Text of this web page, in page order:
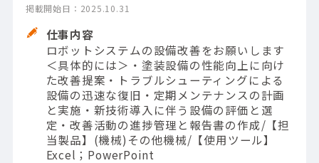
掲載開始日：2025.10.31
仕事内容
ロボットシステムの設備改善をお願いします
＜具体的には＞・塗装設備の性能向上に向け
た改善提案・トラブルシューティングによる
設備の迅速な復旧・定期メンテナンスの計画
と実施・新技術導入に伴う設備の評価と選
定・改善活動の進捗管理と報告書の作成/【担
当製品】(機械)その他機械/【使用ツール】
Excel；PowerPoint